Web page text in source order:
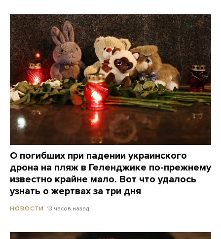
О погибших при падении украинского
дрона на пляж в Геленджике по-прежнему
известно крайне мало. Вот что удалось
узнать о жертвах за три дня
НОВОСТИ 13 часов назад